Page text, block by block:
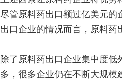
尽管原料药出口额过亿美元的
出口企业的情况而言，原料药
除了原料药出口企业集中度
多，很多企业仍在不断大规